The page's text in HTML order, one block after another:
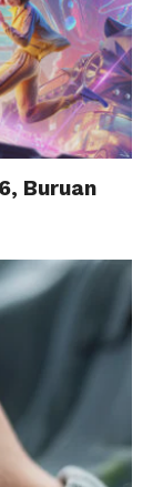
Buruan